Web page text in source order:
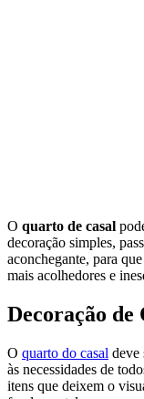
O quarto de casal
decoração simples,
aconchegante, para
mais acolhedores e
Decoração de
O quarto do casal deve
às necessidades de
itens que deixem o